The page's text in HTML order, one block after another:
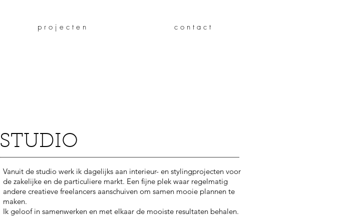
p r o j e c t e n c o n t a c t
STUDIO
Vanuit de studio werk ik dagelijks aan interieur- en stylingprojecten voor
de zakelijke en de particuliere markt. Een fijne plek waar regelmatig
andere creatieve freelancers aanschuiven om samen mooie plannen te
maken.
Ik geloof in samenwerken en met elkaar de mooiste resultaten behalen.